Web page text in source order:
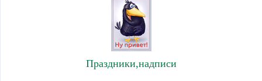
Праздники,надписи